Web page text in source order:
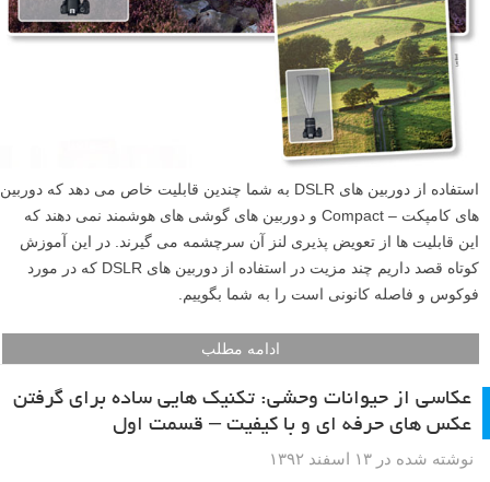
استفاده از دوربین های DSLR به شما چندین قابلیت خاص می دهد که دوربین
های کامپکت – Compact و دوربین های گوشی های هوشمند نمی دهند که
این قابلیت ها از تعویض پذیری لنز آن سرچشمه می گیرند. در این آموزش
کوتاه قصد داریم چند مزیت در استفاده از دوربین های DSLR که در مورد
فوکوس و فاصله کانونی است را به شما بگوییم.
ادامه مطلب
عکاسی از حیوانات وحشی: تکنیک هایی ساده برای گرفتن
عکس های حرفه ای و با کیفیت – قسمت اول
نوشته شده در ۱۳ اسفند ۱۳۹۲